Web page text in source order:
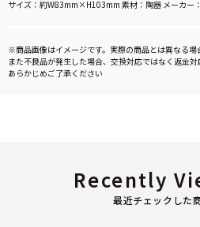
サイズ：約W83mm×H103mm 素材：陶器 メーカー
※商品画像はイメージです。実際の商品とは異なる場
また不良品が発生した場合、交換対応ではなく返金対
あらかじめご了承ください
最近チェックした
Recently